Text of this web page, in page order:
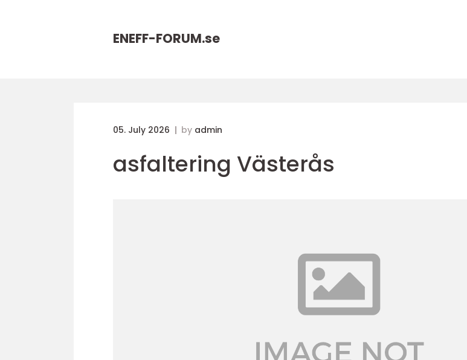
ENEFF-FORUM.se
05. July 2026 by admin
asfaltering Västerås